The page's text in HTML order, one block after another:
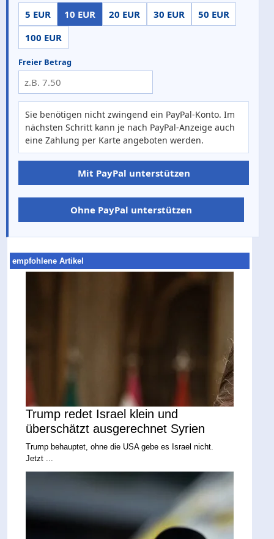
5 EUR 10 EUR 20 EUR 30 EUR
50 EUR
100 EUR
Freier Betrag
Sie benötigen nicht zwingend ein PayPal-Konto. Im
nächsten Schritt kann je nach PayPal-Anzeige auch
eine Zahlung per Karte angeboten werden.
Mit PayPal unterstützen
Ohne PayPal unterstützen
empfohlene Artikel
Trump redet Israel klein und
überschätzt ausgerechnet Syrien
Trump behauptet, ohne die USA gebe es Israel nicht.
Jetzt ...